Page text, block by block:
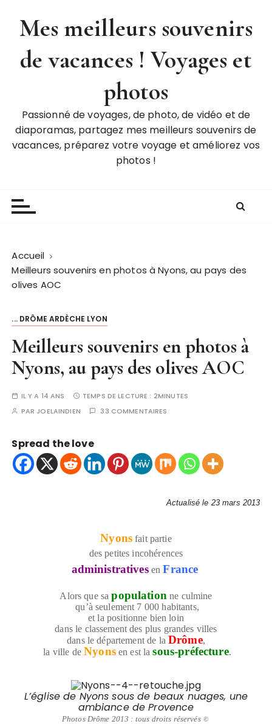
Mes meilleurs souvenirs
de vacances ! Voyages et
photos
Passionné de voyages, de photo, de vidéo et de
diaporamas, partagez mes meilleurs souvenirs de
vacances, préparez votre voyage et améliorez vos
photos !
Accueil
Meilleurs souvenirs en photos à Nyons, au pays des
olives AOC
... DRÔME ARDÈCHE LYON
Meilleurs souvenirs en photos à
Nyons, au pays des olives AOC
IL Y A 14 ANS TEMPS DE LECTURE : 2MINUTES
PAR JOELAINDIEN 33 COMMENTAIRES
Spread the love
Actualisé le 23 mars 2013
Nyons fait partie
des petites incohérences
administratives en France
Alors que sa population ne culmine
qu’à seulement 7 000 habitants,
et la positionne bien loin
dans le classement des plus grandes villes
dans le département de la Drôme,
la ville de Nyons en est la sous-préfecture.
L’église de Nyons sous de beaux nuages, une
ambiance de Provence
Photos Drôme 2013 : tous droits réservés ©